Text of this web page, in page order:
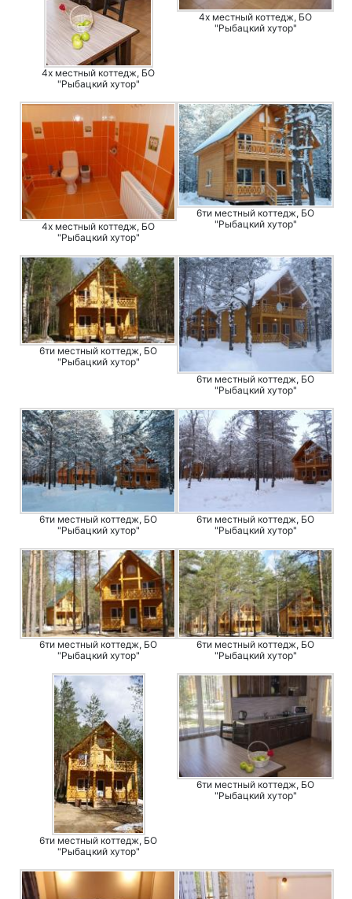
4х местный коттедж, БО
"Рыбацкий хутор"
4х местный коттедж, БО
"Рыбацкий хутор"
4х местный коттедж, БО
"Рыбацкий хутор"
6ти местный коттедж, БО
"Рыбацкий хутор"
6ти местный коттедж, БО
"Рыбацкий хутор"
6ти местный коттедж, БО
"Рыбацкий хутор"
6ти местный коттедж, БО
"Рыбацкий хутор"
6ти местный коттедж, БО
"Рыбацкий хутор"
6ти местный коттедж, БО
"Рыбацкий хутор"
6ти местный коттедж, БО
"Рыбацкий хутор"
6ти местный коттедж, БО
"Рыбацкий хутор"
6ти местный коттедж, БО
"Рыбацкий хутор"